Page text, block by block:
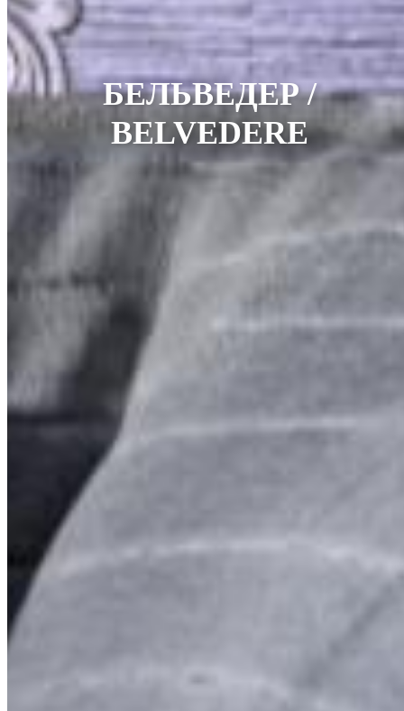
БЕЛЬВЕДЕР /
BELVEDERE